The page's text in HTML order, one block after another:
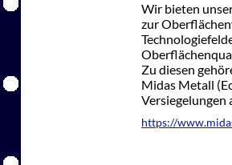
Wir bieten
zur
Zu diesen
Midas Metall
Versiegelungen
https://